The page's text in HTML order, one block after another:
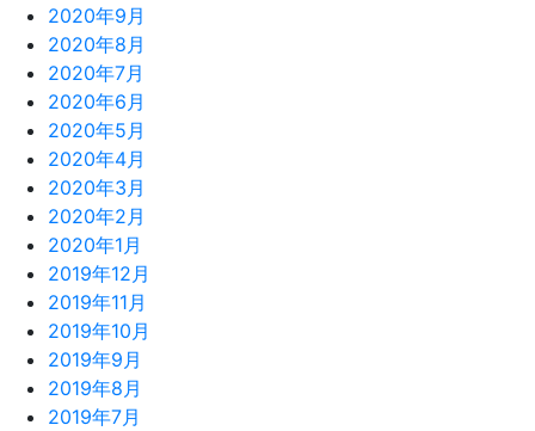
2020年9月
2020年8月
2020年7月
2020年6月
2020年5月
2020年4月
2020年3月
2020年2月
2020年1月
2019年12月
2019年11月
2019年10月
2019年9月
2019年8月
2019年7月